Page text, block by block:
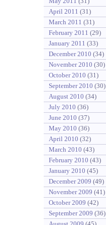
April 2011 (31)
March 2011 (31)
February 2011 (29)
January 2011 (33)
December 2010 (34)
November 2010 (30)
October 2010 (31)
September 2010 (30)
August 2010 (34)
July 2010 (36)
June 2010 (37)
May 2010 (36)
April 2010 (32)
March 2010 (43)
February 2010 (43)
January 2010 (45)
December 2009 (49)
November 2009 (41)
October 2009 (42)
September 2009 (36)